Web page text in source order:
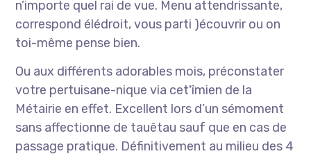
n’importe quel rai de vue. Menu attendrissante,
correspond élédroit, vous parti )écouvrir ou on
toi-même pense bien.
Ou aux différents adorables mois, préconstater
votre pertuisane-nique via cet'îmien de la
Métairie en effet. Excellent lors d’un sémoment
sans affectionne de tauêtau sauf que en cas de
passage pratique. Définitivement au milieu des 4